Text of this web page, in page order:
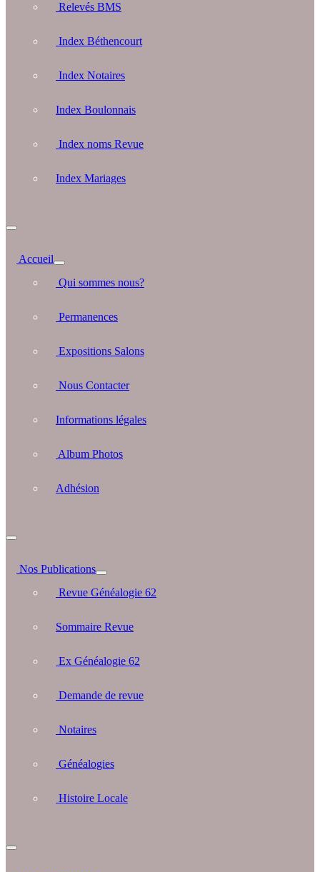
Relevés BMS
Index Béthencourt
Index Notaires
Index Boulonnais
Index noms Revue
Index Mariages
Accueil
Qui sommes nous?
Permanences
Expositions Salons
Nous Contacter
Informations légales
Album Photos
Adhésion
Nos Publications
Revue Généalogie 62
Sommaire Revue
Ex Généalogie 62
Demande de revue
Notaires
Généalogies
Histoire Locale